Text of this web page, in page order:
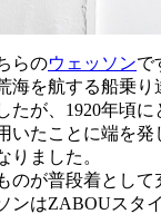
らのウェッソンで
海を航する船乗り
たが、1920年頃
いたことに端を
りました。
のが普段着として
ンはZABOUスタ